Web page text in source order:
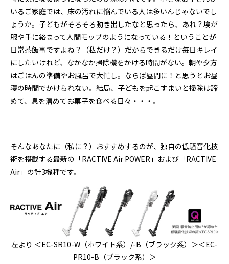
いるご家庭では、床の汚れに悩んでいる人は多いんじゃないでし
ょうか。子どもがそろそろ動き出したなと思ったら、あれ？埃が
服や手に絡まって人間モップのようになっている！ということが
日常茶飯事ですよね？（私だけ？）だからできるだけ毎日キレイ
にしたいけれど、なかなか掃除機をかける時間がない。朝や夕方
はごはんの準備やお風呂で大忙し。ならば昼間に！と思うとお昼
寝の時間でかけられない。結局、子どもを起こすまいと掃除は諦
めて、息を潜めてお菓子を食べる日々・・・。
そんなあなたに（私に？）おすすめするのが、独自の低騒音化技
術を搭載する最新の「RACTIVE Air POWER」および「RACTIVE
Air」の計3機種です。
左より ＜EC-SR10-W（ホワイト系）/-B（ブラック系）＞＜EC-
PR10-B（ブラック系）＞